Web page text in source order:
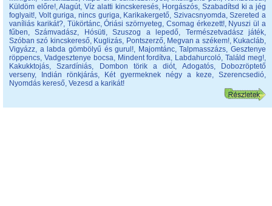
Küldöm előre!,Alagút,Víz alatti kincskeresés, Horgászós, Szabadítsd ki a jég
foglyait!, Volt guriga, nincs guriga, Karikakergető, Szivacsnyomda,Szereted a
vaníliás karikát?, Tükörtánc,Óriási szörnyeteg, Csomag érkezett!, Nyuszi ül a
fűben,Számvadász, Hósüti,Szuszog a lepedő, Természetvadász játék,
Szóban szó kincskereső, Kuglizás, Pontszerző, Megvan a székem!, Kukacláb,
Vigyázz, a labda gömbölyű és gurul!, Majomtánc,Talpmasszázs, Gesztenye
röppencs, Vadgesztenye bocsa, Mindent fordítva, Labdahurcoló,Találd meg!,
Kakukktojás,Szardíniás, Dombon törik a diót, Adogatós,
Dobozröptető
verseny, Indián rönkjárás, Két gyermeknek négy a keze, Szerencsedió,
Nyomdás kereső, Vezesd a karikát!